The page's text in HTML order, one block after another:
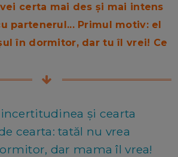
certa mai des și mai intens
partenerul... Primul motiv: el
în dormitor, dar tu îl vrei! Ce
și cearta
cearta: tatăl nu vrea
dar mama îl vrea!